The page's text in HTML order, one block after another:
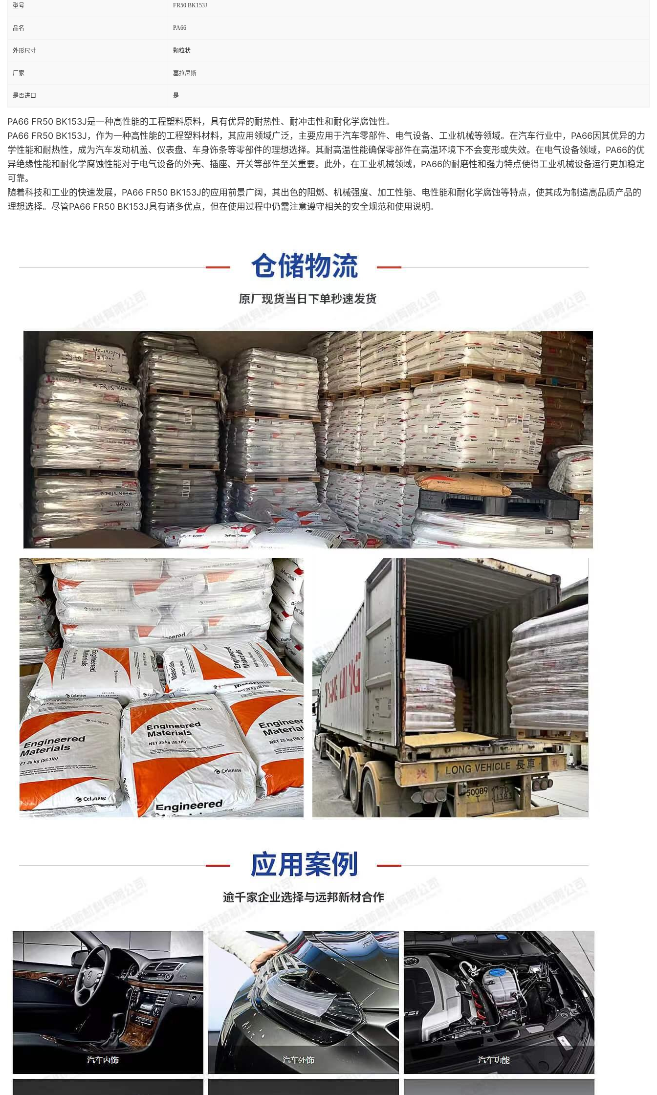
型号 FR50 BK153J
品名 PA66
外形尺寸 颗粒状
厂家 塞拉尼斯
是否进口 是
PA66 FR50 BK153J是一种高性能的工程塑料原料，具有优异的耐热性、耐冲击性和耐化学腐蚀性。
PA66 FR50 BK153J，作为一种高性能的工程塑料材料，其应用领域广泛，主要应用于汽车零部件、电气设备、工业机械等领域。在汽车行业中，PA66因其优异的力
学性能和耐热性，成为汽车发动机盖、仪表盘、车身饰条等零部件的理想选择。其耐高温性能确保零部件在高温环境下不会变形或失效。在电气设备领域，PA66的优
异绝缘性能和耐化学腐蚀性能对于电气设备的外壳、插座、开关等部件至关重要。此外，在工业机械领域，PA66的耐磨性和强力特点使得工业机械设备运行更加稳定
可靠。
随着科技和工业的快速发展，PA66 FR50 BK153J的应用前景广阔，其出色的阻燃、机械强度、加工性能、电性能和耐化学腐蚀等特点，使其成为制造高品质产品的
理想选择。尽管PA66 FR50 BK153J具有诸多优点，但在使用过程中仍需注意遵守相关的安全规范和使用说明。